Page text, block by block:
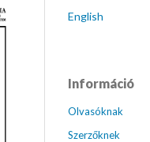
English
Információ
Olvasóknak
Szerzőknek